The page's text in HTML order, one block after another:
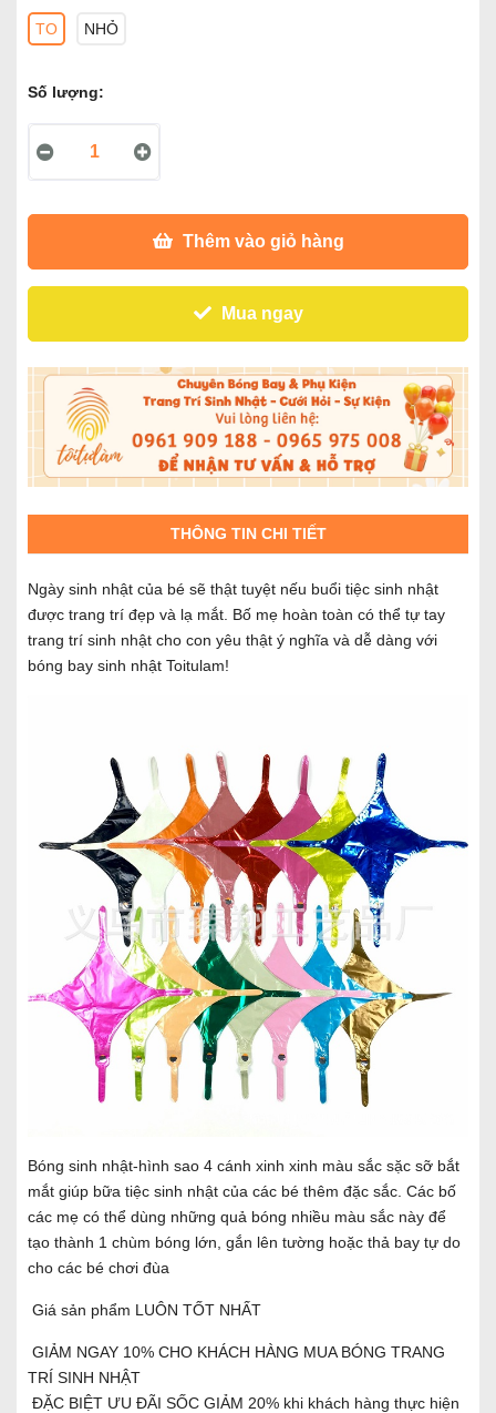
TO NHỎ
Số lượng:
Thêm vào giỏ hàng
Mua ngay
THÔNG TIN CHI TIẾT
Ngày sinh nhật của bé sẽ thật tuyệt nếu buổi tiệc sinh nhật
được trang trí đẹp và lạ mắt. Bố mẹ hoàn toàn có thể tự tay
trang trí sinh nhật cho con yêu thật ý nghĩa và dễ dàng với
bóng bay sinh nhật Toitulam!
Bóng sinh nhật-hình sao 4 cánh xinh xinh màu sắc sặc sỡ bắt
mắt giúp bữa tiệc sinh nhật của các bé thêm đặc sắc. Các bố
các mẹ có thể dùng những quả bóng nhiều màu sắc này để
tạo thành 1 chùm bóng lớn, gắn lên tường hoặc thả bay tự do
cho các bé chơi đùa
Giá sản phẩm LUÔN TỐT NHẤT
GIẢM NGAY 10% CHO KHÁCH HÀNG MUA BÓNG TRANG
TRÍ SINH NHẬT
ĐẶC BIỆT ƯU ĐÃI SỐC GIẢM 20% khi khách hàng thực hiện